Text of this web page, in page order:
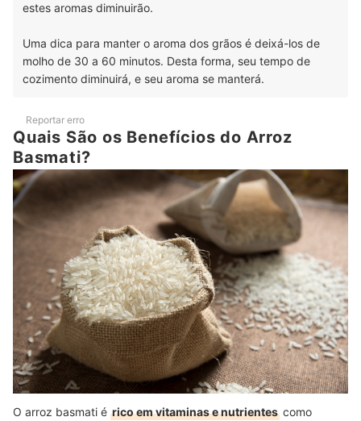
estes aromas diminuirão.
Uma dica para manter o aroma dos grãos é deixá-los de
molho de 30 a 60 minutos. Desta forma, seu tempo de
cozimento diminuirá, e seu aroma se manterá.
Reportar erro
Quais São os Benefícios do Arroz
Basmati?
O arroz basmati é rico em vitaminas e nutrientes como